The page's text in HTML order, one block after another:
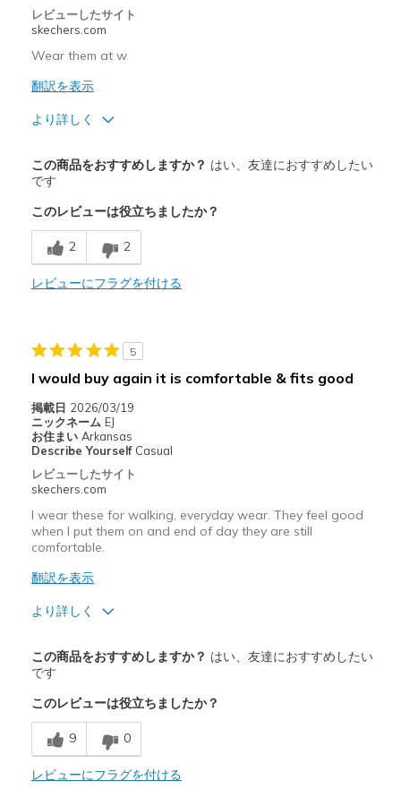
レビューしたサイト
skechers.com
Wear them at w
翻訳を表示
より詳しく
Attractive Design
Breathe Well
Comfortable
Durable
以下に最適
Casual Wear
Width
Sizing
この商品をおすすめしますか？ はい、友達におすすめしたい
です
このレビューは役立ちましたか？
2 2
レビューにフラグを付ける
5
I would buy again it is comfortable & fits good
掲載日 2026/03/19
ニックネーム EJ
お住まい Arkansas
Describe Yourself Casual
レビューしたサイト
skechers.com
I wear these for walking, everyday wear. They feel good
when I put them on and end of day they are still
comfortable.
翻訳を表示
より詳しく
Attractive Design
Comfortable
Stylish
以下に最適
この商品をおすすめしますか？ はい、友達におすすめしたい
です
このレビューは役立ちましたか？
9 0
レビューにフラグを付ける